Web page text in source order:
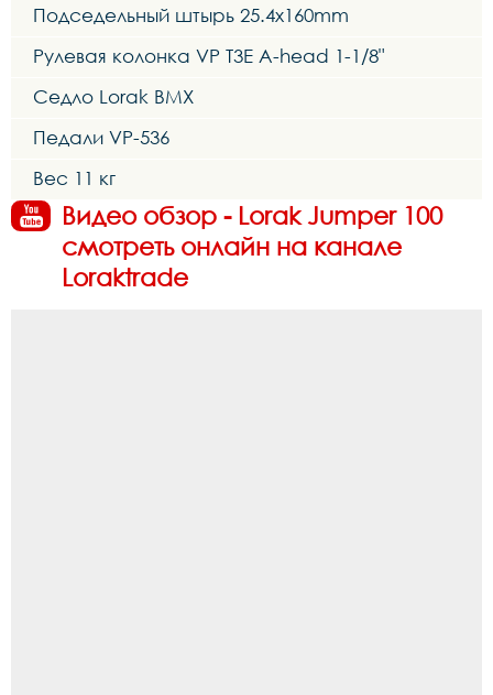
Подседельный штырь 25.4x160mm
Рулевая колонка VP T3E A-head 1-1/8"
Седло Lorak BMX
Педали VP-536
Вес 11 кг
Видео обзор - Lorak Jumper 100
смотреть онлайн на канале
Loraktrade